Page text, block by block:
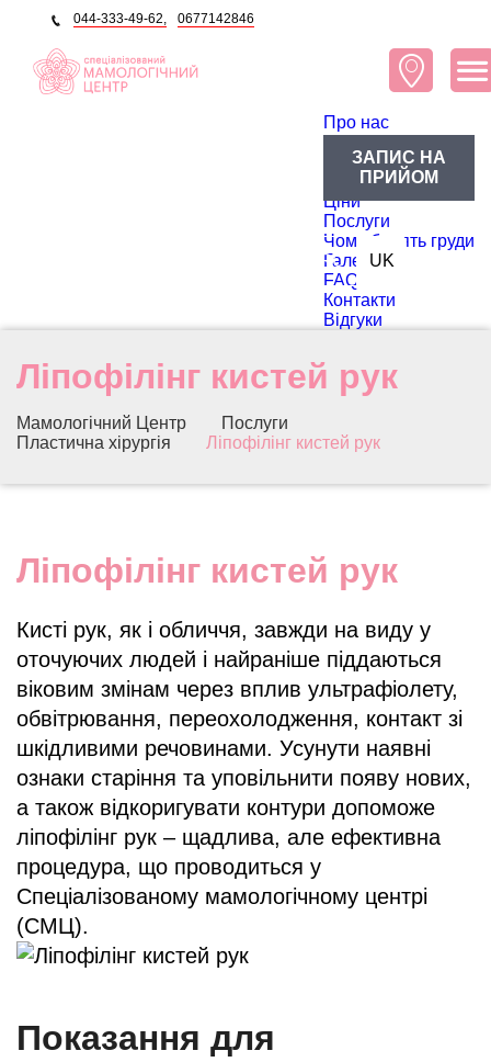
044-333-49-62, 0677142846
Про нас
Блог
Лікарі
Ціни
Послуги
Чому болять груди
Галерея
FAQ
Контакти
Відгуки
RU UK
ЗАПИС НА
ПРИЙОМ
Ліпофілінг кистей рук
Мамологічний Центр
Послуги
Пластична хірургія
Ліпофілінг кистей рук
Ліпофілінг кистей рук
Кисті рук, як і обличчя, завжди на виду у
оточуючих людей і найраніше піддаються
віковим змінам через вплив ультрафіолету,
обвітрювання, переохолодження, контакт зі
шкідливими речовинами. Усунути наявні
ознаки старіння та уповільнити появу нових,
а також відкоригувати контури допоможе
ліпофілінг рук – щадлива, але ефективна
процедура, що проводиться у
Спеціалізованому мамологічному центрі
(СМЦ).
Показання для